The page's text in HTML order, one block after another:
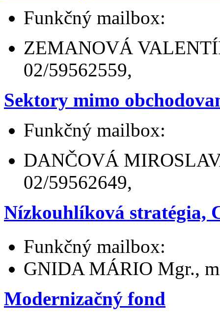
Funkčný mailbox:
ZEMANOVÁ
02/59562559,
Sektory mimo
Funkčný mailbox:
DANČOVÁ
02/59562649,
Nízkouhlíková stratégia,
Funkčný mailbox:
GNIDA MÁRIO Mgr.,
Modernizačný fond